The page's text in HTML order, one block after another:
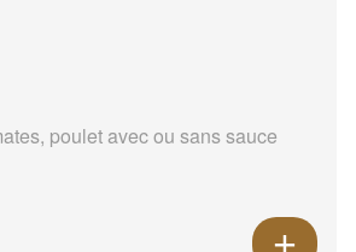
poulet avec ou sans sauce